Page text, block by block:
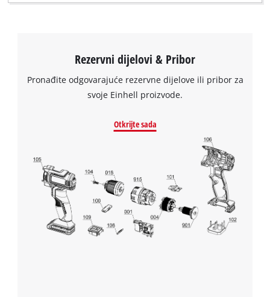
Rezervni dijelovi & Pribor
Pronađite odgovarajuće rezervne dijelove ili pribor za
svoje Einhell proizvode.
Otkrijte sada